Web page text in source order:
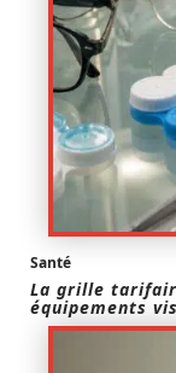
Santé
La grille
équipements